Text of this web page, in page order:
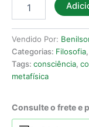
Vendido Por:
Categorias: Filosofia,
Tags: consciência,
metafísica
Consulte o frete e